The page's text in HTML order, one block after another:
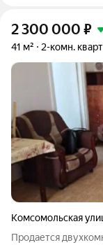
2 300 000 ₽
41 м² 2-комн.
Комсомольская
Продается